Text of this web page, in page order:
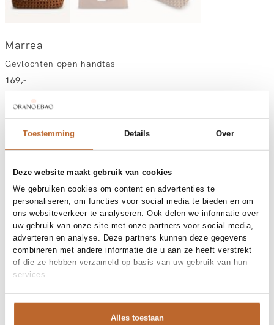
Toestemming Details Over
Deze website maakt gebruik van cookies
We gebruiken cookies om content en advertenties te
personaliseren, om functies voor social media te bieden en om
ons websiteverkeer te analyseren. Ook delen we informatie over
uw gebruik van onze site met onze partners voor social media,
adverteren en analyse. Deze partners kunnen deze gegevens
combineren met andere informatie die u aan ze heeft verstrekt
of die ze hebben verzameld op basis van uw gebruik van hun
services.
Alles toestaan
Marrea
Gevlochten open handtas
169,-
Kleur:Bruin
Kies jouw maat:
Vandaag besteld, dinsdag gratis in huis
Gratis bezorging vanaf €99
30 dagen bedenktijd
Materiaal en verzorging
Fabric
Fabric: 100% neopreen